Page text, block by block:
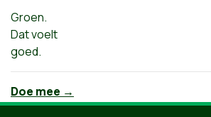
Groen.
Dat voelt
goed.
Doe mee →